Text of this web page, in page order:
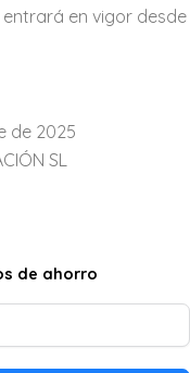
en vigor desde
de 2025
SL
de ahorro